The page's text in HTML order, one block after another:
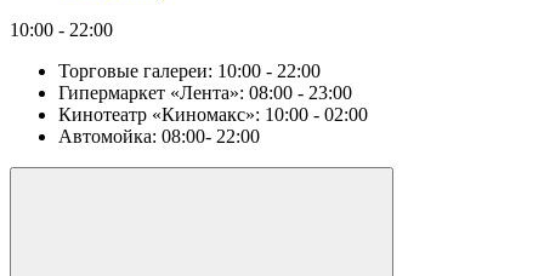
10:00 - 22:00
Торговые галереи: 10:00 - 22:00
Гипермаркет «Лента»: 08:00 - 23:00
Кинотеатр «Киномакс»: 10:00 - 02:00
Автомойка: 08:00- 22:00